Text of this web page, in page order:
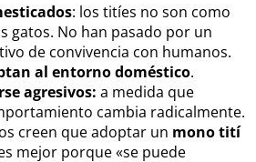
: los titíes no son como
gatos. No han pasado por un
de convivencia con humanos.
al entorno doméstico.
agresivos: a medida que
cambia radicalmente.
creen que adoptar un mono tití
mejor porque «se puede